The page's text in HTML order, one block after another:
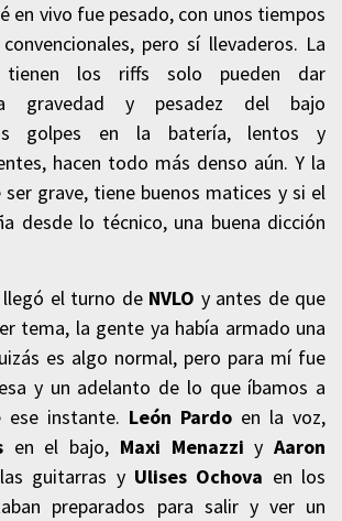
en vivo fue pesado, con unos tiempos
pero sí llevaderos. La
tienen los riffs solo pueden dar
gravedad y pesadez del bajo
golpes en la batería, lentos y
hacen todo más denso aún. Y la
grave, tiene buenos matices y si el
desde lo técnico, una buena dicción
el turno de NVLO y antes de que
tema, la gente ya había armado una
es algo normal, pero para mí fue
y un adelanto de lo que íbamos a
instante. León Pardo en la voz,
en el bajo, Maxi Menazzi y Aaron
guitarras y Ulises Ochova en los
preparados para salir y ver un